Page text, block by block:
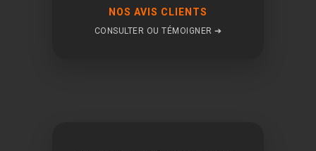
NOS AVIS CLIENTS
CONSULTER OU TÉMOIGNER ➔